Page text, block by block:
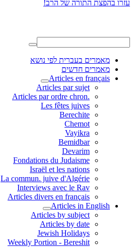
מאמרים בעברית לפי נושא
מאמרים חדשים
Articles en français
Articles par sujet
.Articles par ordre chron
Les fêtes juives
Berechite
Chemot
Vayikra
Bemidbar
Devarim
Fondations du Judaisme
Israël et les nations
La commun. juive d'Algérie
Interviews avec le Rav
Articles divers en français
Articles in English
Articles by subject
Articles by date
Jewish Holidays
Weekly Portion - Bereshit